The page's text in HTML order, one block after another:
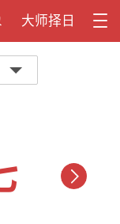
大师择日